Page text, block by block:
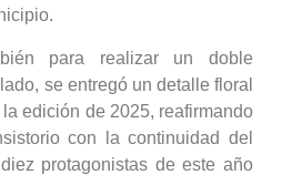
para realizar un doble
se entregó un detalle floral
edición de 2025, reafirmando
con la continuidad del
protagonistas de este año